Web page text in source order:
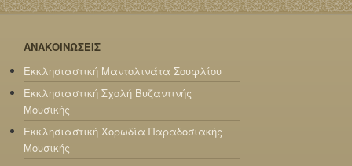
ΑΝΑΚΟΙΝΩΣΕΙΣ
Εκκλησιαστική Μαντολινάτα Σουφλίου
Εκκλησιαστική Σχολή Βυζαντινής
Μουσικής
Εκκλησιαστική Χορωδία Παραδοσιακής
Μουσικής